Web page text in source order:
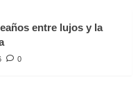
entre lujos y la
0